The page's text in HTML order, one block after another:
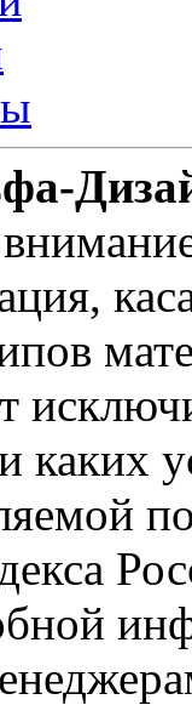
каких